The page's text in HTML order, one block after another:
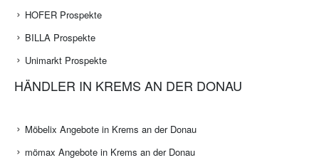
HOFER Prospekte
BILLA Prospekte
Unimarkt Prospekte
HÄNDLER IN KREMS AN DER DONAU
Möbelix Angebote in Krems an der Donau
mömax Angebote in Krems an der Donau